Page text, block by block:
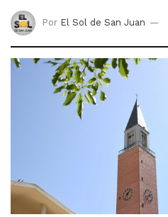
Por El Sol de San Juan